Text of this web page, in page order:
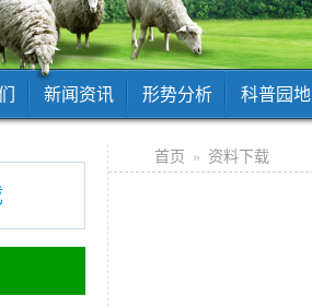
新闻资讯 形势分析 科普园地
首页 » 资料下载